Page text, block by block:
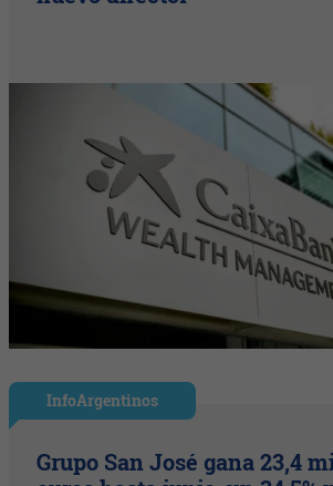
InfoArgentinos
Grupo San José gana 23,4